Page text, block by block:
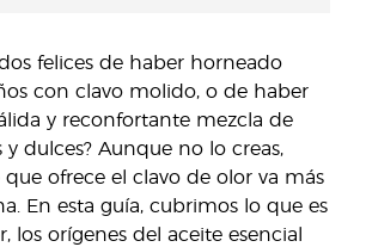
felices de haber horneado
con clavo molido, o de haber
y reconfortante mezcla de
y dulces? Aunque no lo creas,
ofrece el clavo de olor va más
En esta guía, cubrimos lo que es
los orígenes del aceite esencial